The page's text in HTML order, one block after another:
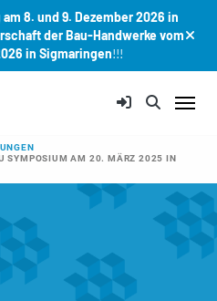
8. und 9. Dezember 2026 in
der Bau-Handwerke vom
in Sigmaringen!!!
SYMPOSIUM AM 20. MÄRZ 2025 IN